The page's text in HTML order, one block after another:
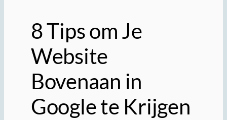
8 Tips om Je
Website
Bovenaan in
Google te Krijgen